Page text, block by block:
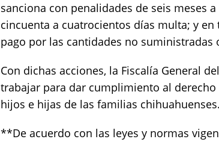
sanciona con penalidades de seis meses
cincuenta a cuatrocientos días multa; y en
pago por las cantidades no suministradas
Con dichas acciones, la Fiscalía General
trabajar para dar cumplimiento al
hijos e hijas de las familias chihuahuenses.
**De acuerdo con las leyes y normas